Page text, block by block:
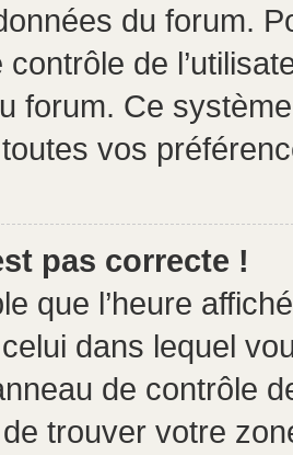
du forum.
contrôle de
forum. Ce
vos
pas correcte !
que l’heure
dans lequel
de contrôle
trouver votre